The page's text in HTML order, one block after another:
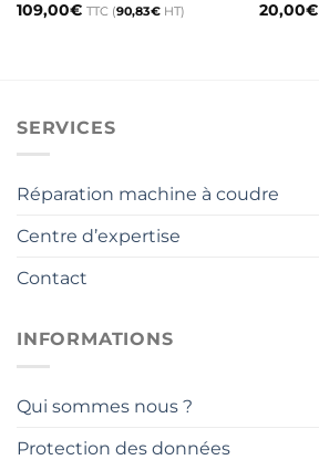
109,00€ TTC (90,83€HT)
20,00€
SERVICES
Réparation machine à coudre
Centre d’expertise
Contact
INFORMATIONS
Qui sommes nous ?
Protection des données